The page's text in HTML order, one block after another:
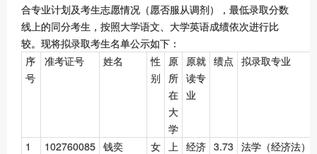
合专业计划及考生志愿情况（愿否服从调剂），最低录取分数
线上的同分考生，按照大学语文、大学英语成绩依次进行比
较。现将拟录取考生名单公示如下：
序
号
准考证号 姓名
性
别
原
所
在
大
学
原就
读专
业
绩点 拟录取专业
1 102760085 钱奕 女
上 经济 3.73 法学（经济法）